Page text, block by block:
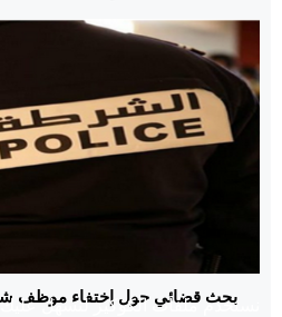
بحث قضائي حول إختفاء موظف
نستخدم ملفات الكوكيز لنسهل عليك